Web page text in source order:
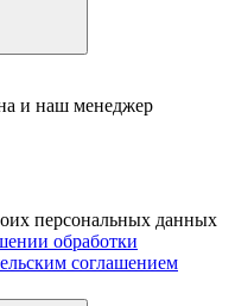
и наш менеджер
персональных данных
обработки
соглашением